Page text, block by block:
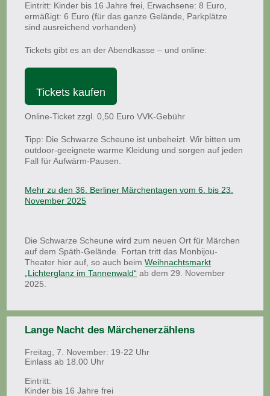
Eintritt: Kinder bis 16 Jahre frei, Erwachsene: 8 Euro,
ermäßigt: 6 Euro (für das ganze Gelände, Parkplätze
sind ausreichend vorhanden)
Tickets gibt es an der Abendkasse – und online:
Tickets kaufen
Online-Ticket zzgl. 0,50 Euro VVK-Gebühr
Tipp: Die Schwarze Scheune ist unbeheizt. Wir bitten um
outdoor-geeignete warme Kleidung und sorgen auf jeden
Fall für Aufwärm-Pausen.
Mehr zu den 36. Berliner Märchentagen vom 6. bis 23.
November 2025
Die Schwarze Scheune wird zum neuen Ort für Märchen
auf dem Späth-Gelände. Fortan tritt das Monbijou-
Theater hier auf, so auch beimWeihnachtsmarkt
„Lichterglanz im Tannenwald“ ab dem 29. November
2025.
Lange Nacht des Märchenerzählens
Freitag, 7. November: 19-22 Uhr
Einlass ab 18.00 Uhr
Eintritt:
Kinder bis 16 Jahre frei